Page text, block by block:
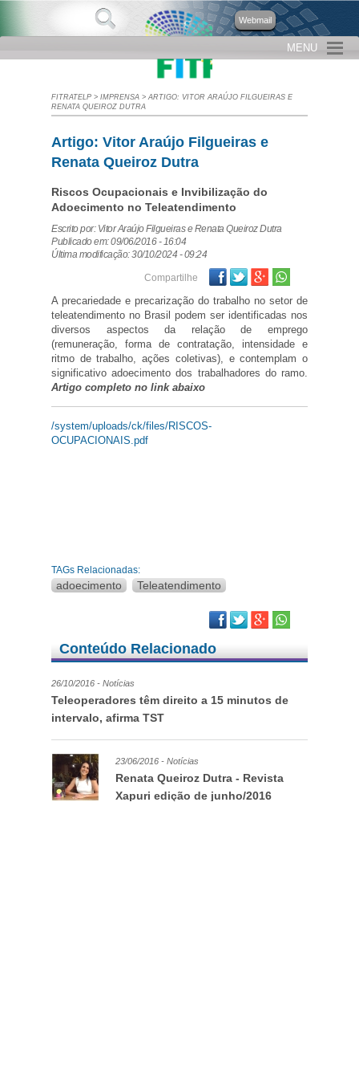
Webmail
MENU
FITRATELP > IMPRENSA >ARTIGO: VITOR ARAÚJO FILGUEIRAS E
RENATA QUEIROZ DUTRA
Artigo: Vitor Araújo Filgueiras e
Renata Queiroz Dutra
Riscos Ocupacionais e Invibilização do
Adoecimento no Teleatendimento
Escrito por: Vitor Araújo Filgueiras e Renata Queiroz Dutra
Publicado em: 09/06/2016 - 16:04
Última modificação: 30/10/2024 - 09:24
Compartilhe Facebook
TwitterGoogle Plus
A precariedade e precarização do trabalho no setor de
teleatendimento no Brasil podem ser identificadas nos
diversos aspectos da relação de emprego
(remuneração, forma de contratação, intensidade e
ritmo de trabalho, ações coletivas), e contemplam o
significativo adoecimento dos trabalhadores do ramo.
Artigo completo no link abaixo
/system/uploads/ck/files/RISCOS-
OCUPACIONAIS.pdf
TAGs Relacionadas:
adoecimento Teleatendimento
Facebook
TwitterGoogle Plus
Conteúdo Relacionado
26/10/2016 - Notícias
Teleoperadores têm direito a 15 minutos de
intervalo, afirma TST
23/06/2016 - Notícias
Renata Queiroz Dutra - Revista
Xapuri edição de junho/2016